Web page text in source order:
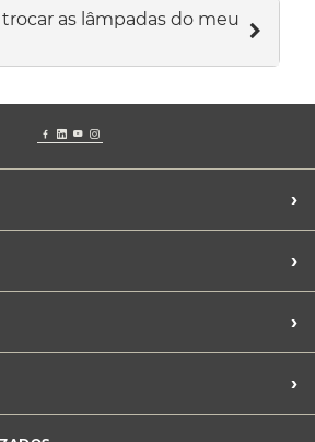
as lâmpadas do meu
›
›
›
›